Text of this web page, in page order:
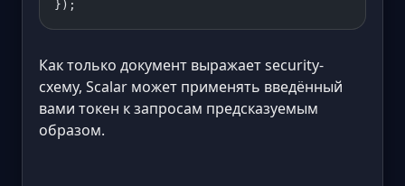
});
Как только документ выражает security-
схему, Scalar может применять введённый
вами токен к запросам предсказуемым
образом.